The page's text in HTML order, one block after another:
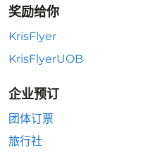
奖励给你
KrisFlyer
KrisFlyerUOB
企业预订
团体订票
旅行社